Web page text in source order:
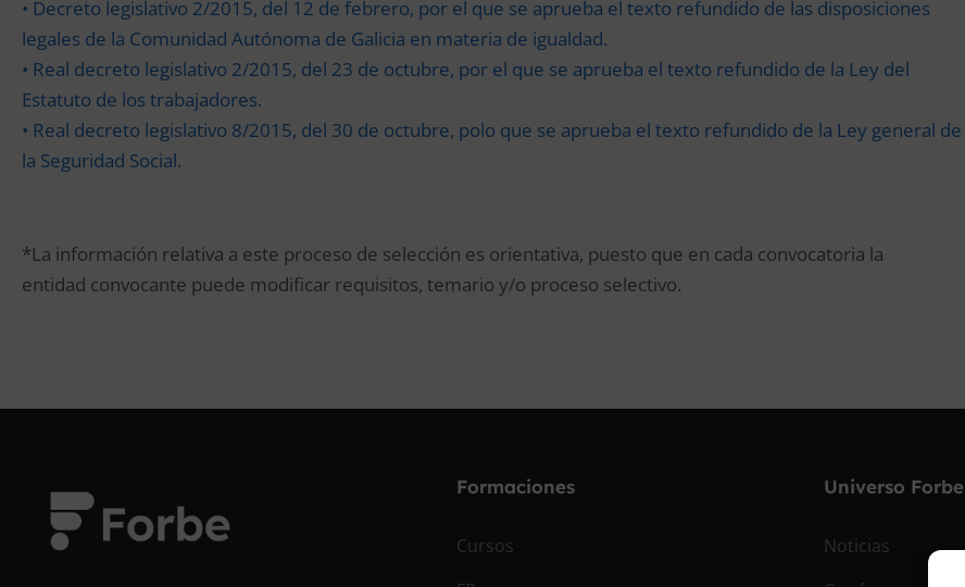
• Decreto legislativo 2/2015, del 12 de febrero, por el que se aprueba el texto refundido de las disposiciones
legales de la Comunidad Autónoma de Galicia en materia de igualdad.
• Real decreto legislativo 2/2015, del 23 de octubre, por el que se aprueba el texto refundido de la Ley del
Estatuto de los trabajadores.
• Real decreto legislativo 8/2015, del 30 de octubre, polo que se aprueba el texto refundido de la Ley general de
la Seguridad Social.
*La información relativa a este proceso de selección es orientativa, puesto que en cada convocatoria la
entidad convocante puede modificar requisitos, temario y/o proceso selectivo.
Formaciones
Cursos
Universo Forbe
Noticias